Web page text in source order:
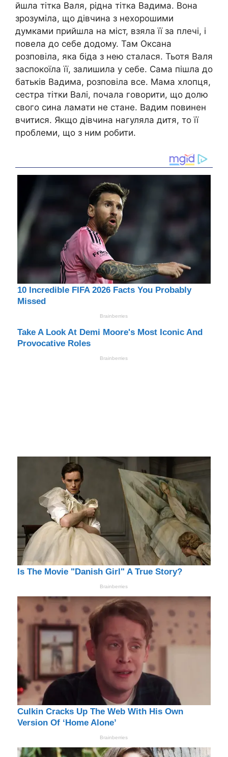
йшла тітка Валя, рідна тітка Вадима. Вона
зрозуміла, що дівчина з нехорошими
думками прийшла на міст, взяла її за плечі, і
повела до себе додому. Там Оксана
розповіла, яка біда з нею сталася. Тьотя Валя
заспокоїла її, залишила у себе. Сама пішла до
батьків Вадима, розповіла все. Мама хлопця,
сестра тітки Валі, почала говорити, що долю
свого сина ламати не стане. Вадим повинен
вчитися. Якщо дівчина нагуляла дитя, то її
проблеми, що з ним робити.